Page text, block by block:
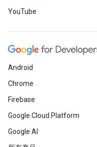
YouTube
Android
Chrome
Firebase
Google Cloud Platform
Google AI